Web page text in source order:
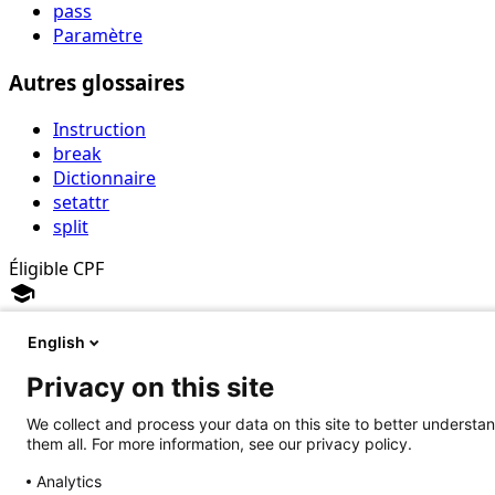
pass
Paramètre
Autres glossaires
Instruction
break
Dictionnaire
setattr
split
Éligible CPF
school
Formation TOSA Python
verifiedCertification reconnue par l'État
verifiedFormation 100% finançable par CPF
verified
English
Privacy on this site
We collect and process your data on this site to better
them all. For more information, see our privacy policy.
Analytics